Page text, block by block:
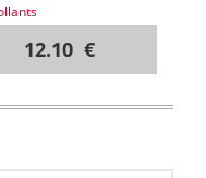
12.10 €